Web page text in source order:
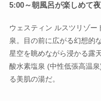
5:00～朝風呂が楽しめて
ウェスティン ルスツリゾー
泉。目の前に広がる幻想的
星空を眺めながら浸かる露
酸水素塩泉 (中性低張高温
る美肌の湯だ。